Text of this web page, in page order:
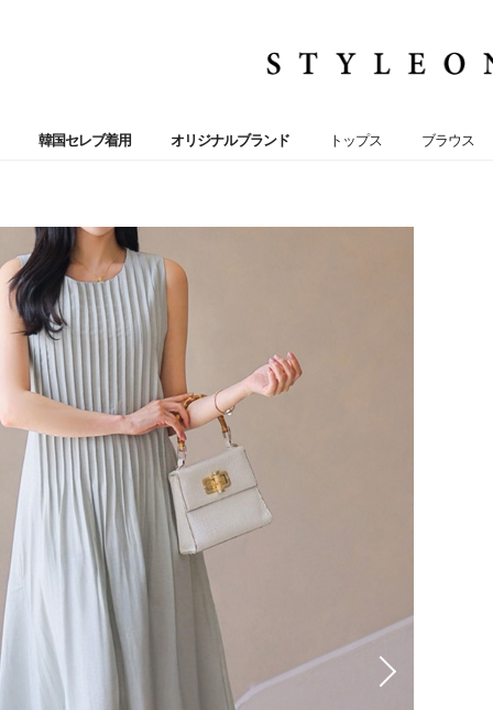
韓国セレブ着用 オリジナルブランド トップス ブラウス